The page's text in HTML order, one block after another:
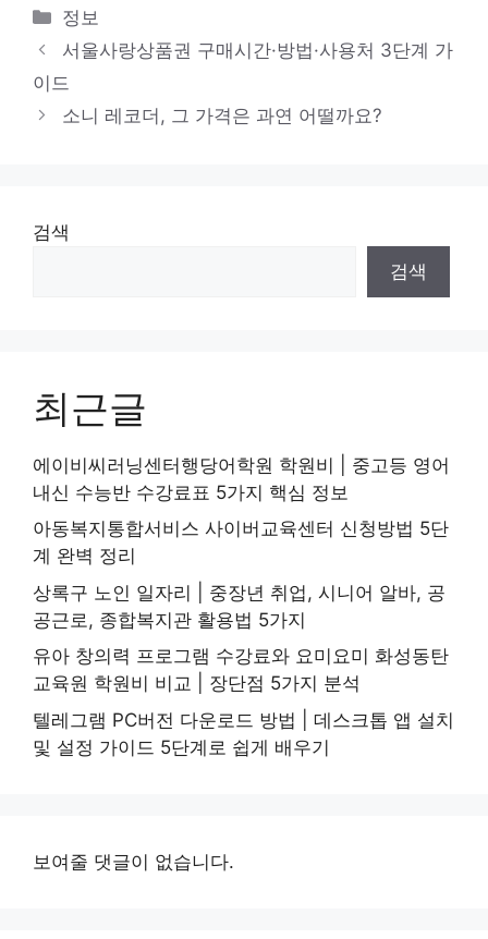
카
테
고
리
정보
서울사랑상품권 구매시간·방법·사용처 3단계 가
이드
소니 레코더, 그 가격은 과연 어떨까요?
검색
검색
최근글
에이비씨러닝센터행당어학원 학원비 | 중고등 영어
내신 수능반 수강료표 5가지 핵심 정보
아동복지통합서비스 사이버교육센터 신청방법 5단
계 완벽 정리
상록구 노인 일자리 | 중장년 취업, 시니어 알바, 공
공근로, 종합복지관 활용법 5가지
유아 창의력 프로그램 수강료와 요미요미 화성동탄
교육원 학원비 비교 | 장단점 5가지 분석
텔레그램 PC버전 다운로드 방법 | 데스크톱 앱 설치
및 설정 가이드 5단계로 쉽게 배우기
보여줄 댓글이 없습니다.